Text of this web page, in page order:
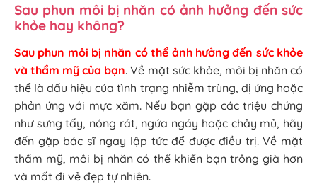
Sau phun môi bị nhăn có ảnh hưởng đến sức
khỏe hay không?
Sau phun môi bị nhăn có thể ảnh hưởng đến sức khỏe
và thẩm mỹ của bạn. Về mặt sức khỏe, môi bị nhăn có
thể là dấu hiệu của tình trạng nhiễm trùng, dị ứng hoặc
phản ứng với mực xăm. Nếu bạn gặp các triệu chứng
như sưng tấy, nóng rát, ngứa ngáy hoặc chảy mủ, hãy
đến gặp bác sĩ ngay lập tức để được điều trị. Về mặt
thẩm mỹ, môi bị nhăn có thể khiến bạn trông già hơn
và mất đi vẻ đẹp tự nhiên.